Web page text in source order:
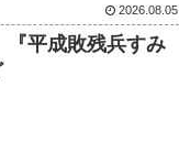
2026.08.05
平成敗残兵すみ